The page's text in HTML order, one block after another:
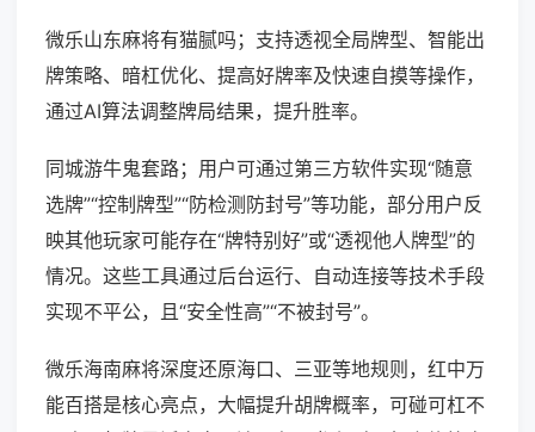
微乐山东麻将有猫腻吗；支持透视全局牌型、智能出
牌策略、暗杠优化、提高好牌率及快速自摸等操作，
通过AI算法调整牌局结果，提升胜率。
同城游牛鬼套路；用户可通过第三方软件实现“随意
选牌”“控制牌型”“防检测防封号”等功能，部分用户反
映其他玩家可能存在“牌特别好”或“透视他人牌型”的
情况。这些工具通过后台运行、自动连接等技术手段
实现不平公，且“安全性高”“不被封号”。
微乐海南麻将深度还原海口、三亚等地规则，红中万
能百搭是核心亮点，大幅提升胡牌概率，可碰可杠不